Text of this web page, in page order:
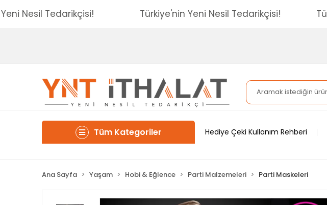
Yeni Nesil Tedarikçisi! Türkiye'nin Yeni Nesil Tedarikçisi!
Tüm Kategoriler Hediye Çeki Kullanım Rehberi
Ana Sayfa Yaşam Hobi & Eğlence Parti Malzemeleri Parti Maskeleri